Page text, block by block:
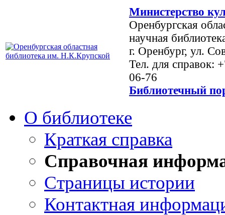
Министерство
Оренбургская
научная
г. Оренбург, ул.
Тел. для справок:
06-76
Библиотечный
О библиотеке
Краткая справка
Справочная
Страницы истории
Контактная